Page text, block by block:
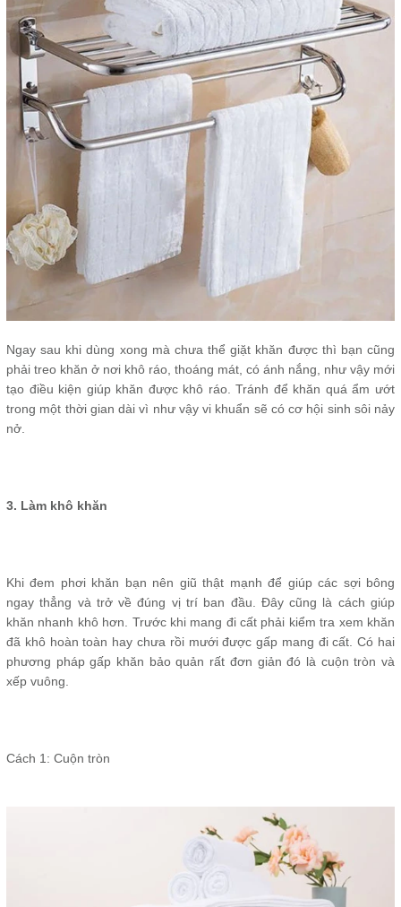
Ngay sau khi dùng xong mà chưa thể giặt khăn được thì bạn cũng
phải treo khăn ở nơi khô ráo, thoáng mát, có ánh nắng, như vậy mới
tạo điều kiện giúp khăn được khô ráo. Tránh để khăn quá ẩm ướt
trong một thời gian dài vì như vậy vi khuẩn sẽ có cơ hội sinh sôi nảy
nở.
3. Làm khô khăn
Khi đem phơi khăn bạn nên giũ thật mạnh để giúp các sợi bông
ngay thẳng và trở về đúng vị trí ban đầu. Đây cũng là cách giúp
khăn nhanh khô hơn. Trước khi mang đi cất phải kiểm tra xem khăn
đã khô hoàn toàn hay chưa rồi mưới được gấp mang đi cất. Có hai
phương pháp gấp khăn bảo quản rất đơn giản đó là cuộn tròn và
xếp vuông.
Cách 1: Cuộn tròn